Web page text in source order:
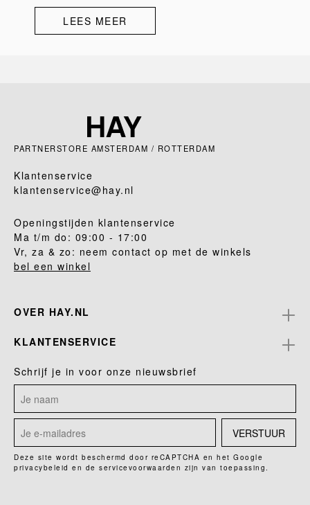
LEES MEER
PARTNERSTORE AMSTERDAM / ROTTERDAM
Klantenservice
klantenservice@hay.nl
Openingstijden klantenservice
Ma t/m do: 09:00 - 17:00
Vr, za & zo: neem contact op met de winkels
bel een winkel
OVER HAY.NL
KLANTENSERVICE
Schrijf je in voor onze nieuwsbrief
VERSTUUR
Deze site wordt beschermd door reCAPTCHA en het Google
privacybeleid en de servicevoorwaarden zijn van toepassing.